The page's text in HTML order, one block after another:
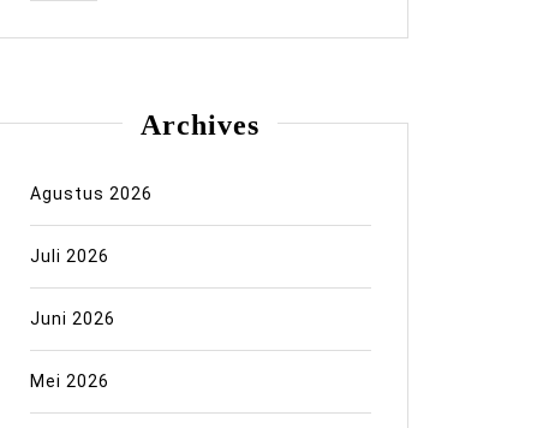
Archives
Agustus 2026
Juli 2026
Juni 2026
Mei 2026